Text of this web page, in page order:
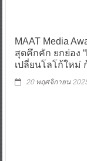
MAAT Media
สุดคึกคัก ยกย่อง
เปลี่ยนโลโก้ใหม่
20 พฤศจิกายน